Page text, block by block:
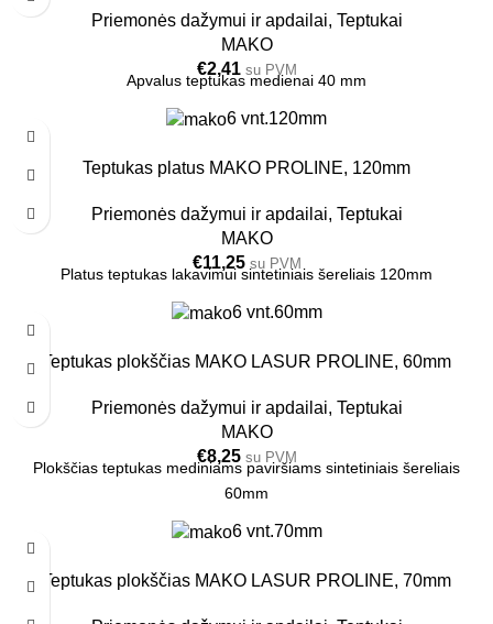
Priemonės dažymui ir apdailai, Teptukai
MAKO
€2,41 su PVM
Apvalus teptukas medienai 40 mm
6 vnt.120mm
Teptukas platus MAKO PROLINE, 120mm
Priemonės dažymui ir apdailai, Teptukai
MAKO
€11,25 su PVM
Platus teptukas lakavimui sintetiniais šereliais 120mm
6 vnt.60mm
Teptukas plokščias MAKO LASUR PROLINE, 60mm
Priemonės dažymui ir apdailai, Teptukai
MAKO
€8,25 su PVM
Plokščias teptukas mediniams paviršiams sintetiniais šereliais
60mm
6 vnt.70mm
Teptukas plokščias MAKO LASUR PROLINE, 70mm